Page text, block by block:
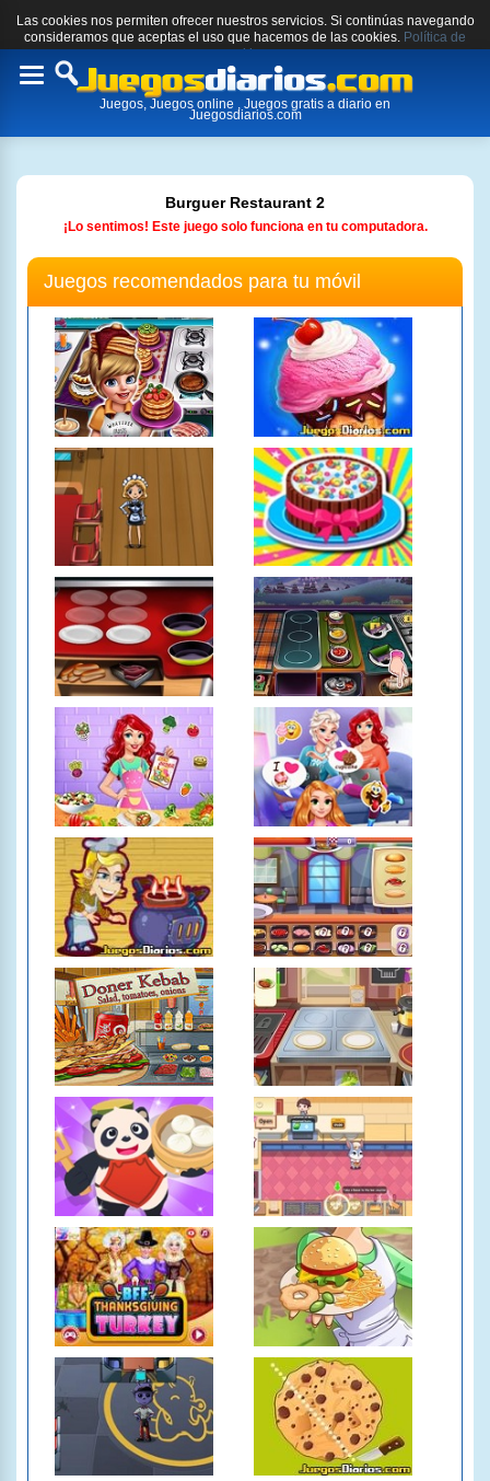
Las cookies nos permiten ofrecer nuestros servicios. Si continúas navegando
consideramos que aceptas el uso que hacemos de las cookies. Política de
cookies.
Toggle
Juegos, Juegos online , Juegos gratis a diario en
Juegosdiarios.com
Burguer Restaurant 2
¡Lo sentimos! Este juego solo funciona en tu computadora.
Juegos recomendados para tu móvil